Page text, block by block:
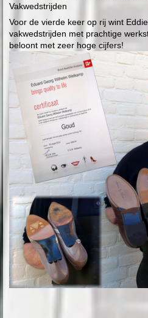
Vakwedstrijden
Voor de vierde keer op rij wint
vakwedstrijden met prachtige
beloont met zeer hoge cijfers!